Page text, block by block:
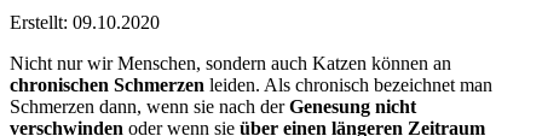
Erstellt: 09.10.2020
Nicht nur wir Menschen, sondern auch Katzen können an
chronischen Schmerzen leiden. Als chronisch bezeichnet man
Schmerzen dann, wenn sie nach derGenesung nicht
verschwinden oder wenn sie über einen längeren Zeitraum